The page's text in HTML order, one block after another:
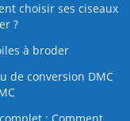
choisir ses ciseaux
?
à broder
de conversion DMC